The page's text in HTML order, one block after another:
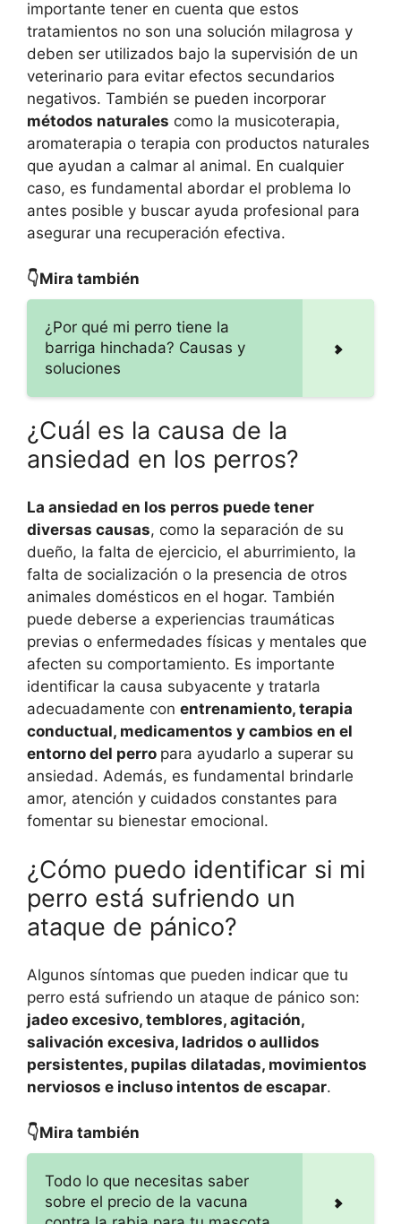
importante tener en cuenta que estos
tratamientos no son una solución milagrosa y
deben ser utilizados bajo la supervisión de un
veterinario para evitar efectos secundarios
negativos. También se pueden incorporar
métodos naturales como la musicoterapia,
aromaterapia o terapia con productos naturales
que ayudan a calmar al animal. En cualquier
caso, es fundamental abordar el problema lo
antes posible y buscar ayuda profesional para
asegurar una recuperación efectiva.
👇Mira también
¿Por qué mi perro tiene la
barriga hinchada? Causas y
soluciones
¿Cuál es la causa de la
ansiedad en los perros?
La ansiedad en los perros puede tener
diversas causas, como la separación de su
dueño, la falta de ejercicio, el aburrimiento, la
falta de socialización o la presencia de otros
animales domésticos en el hogar. También
puede deberse a experiencias traumáticas
previas o enfermedades físicas y mentales que
afecten su comportamiento. Es importante
identificar la causa subyacente y tratarla
adecuadamente con entrenamiento, terapia
conductual, medicamentos y cambios en el
entorno del perro para ayudarlo a superar su
ansiedad. Además, es fundamental brindarle
amor, atención y cuidados constantes para
fomentar su bienestar emocional.
¿Cómo puedo identificar si mi
perro está sufriendo un
ataque de pánico?
Algunos síntomas que pueden indicar que tu
perro está sufriendo un ataque de pánico son:
jadeo excesivo, temblores, agitación,
salivación excesiva, ladridos o aullidos
persistentes, pupilas dilatadas, movimientos
nerviosos e incluso intentos de escapar.
👇Mira también
Todo lo que necesitas saber
sobre el precio de la vacuna